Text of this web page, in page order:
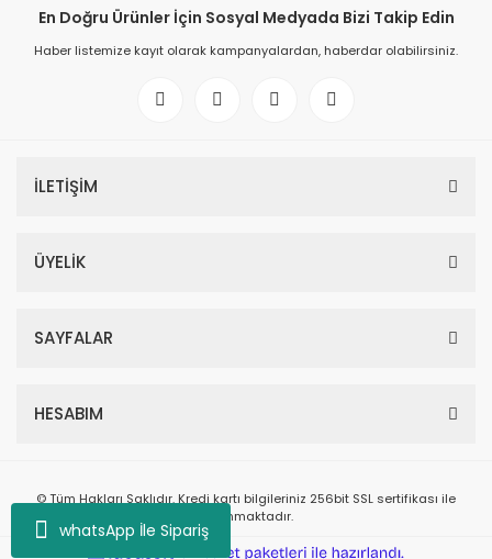
whatsApp İle Sipariş
En Doğru Ürünler İçin Sosyal Medyada Bizi Takip Edin
Haber listemize kayıt olarak kampanyalardan, haberdar olabilirsiniz.
İLETİŞİM
ÜYELİK
SAYFALAR
HESABIM
© Tüm Hakları Saklıdır. Kredi kartı bilgileriniz 256bit SSL sertifikası ile
korunmaktadır.
e-